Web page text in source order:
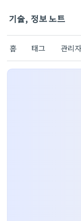
기술, 정보 노트
홈 태그 관리자